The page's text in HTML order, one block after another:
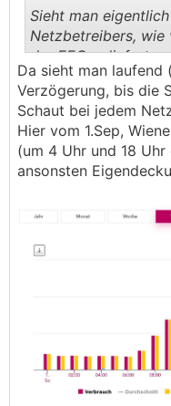
Sieht man
Netzbetreibers, wie
der EEG geliefert
am Anfang jedes
Da sieht man laufend
Verzögerung, bis die
Schaut bei jedem
Hier vom 1.Sep,
(um 4 Uhr und 18
ansonsten